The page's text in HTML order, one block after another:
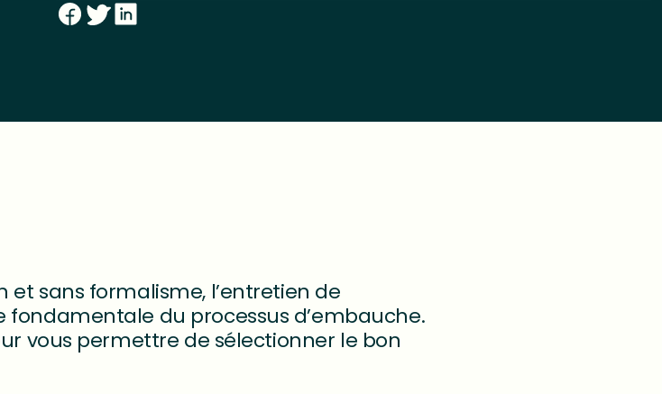
sans formalisme, l’entretien de
du processus d’embauche.
vous permettre de sélectionner le bon